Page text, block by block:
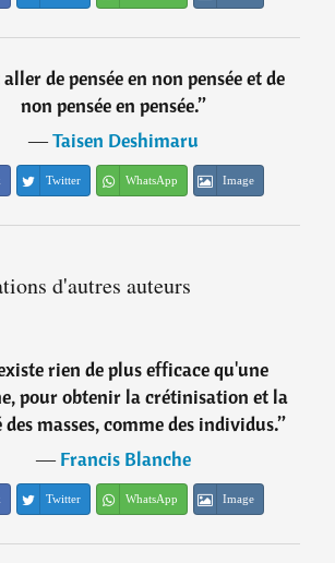
de pensée en non pensée et de
non pensée en pensée.”
―Taisen Deshimaru
Twitter WhatsApp Image
d'autres auteurs
rien de plus efficace qu'une
pour obtenir la crétinisation et la
masses, comme des individus.”
―Francis Blanche
Twitter WhatsApp Image